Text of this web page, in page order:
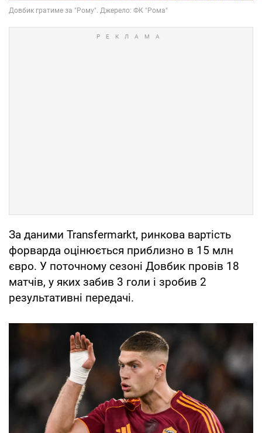
За даними Transfermarkt, ринкова вартість
форварда оцінюється приблизно в 15 млн
євро. У поточному сезоні Довбик провів 18
матчів, у яких забив 3 голи і зробив 2
результативні передачі.